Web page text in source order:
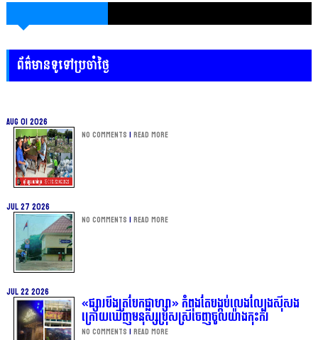
ព័ត៌មានទូទៅប្រចាំថ្ងៃ
Aug 01 2026
No Comments | Read more
Jul 27 2026
No Comments | Read more
Jul 22 2026
«ផ្សារបឹងត្របែកផ្លាហ្សា» កំពុងតែបង្កប់លេងល្បែងស៊ីសង
ក្រោយឃើញមនុស្សប្រុសស្រីចេញចូលយ៉ាងកុះករ
No Comments | Read more